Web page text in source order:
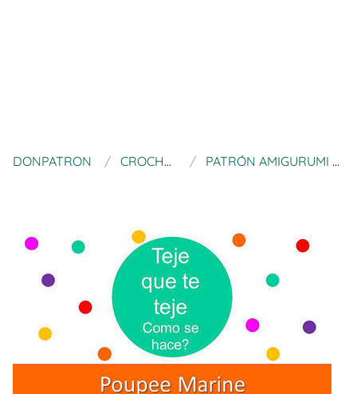
DONPATRON CROCHETIENDA PATRÓN AMIGURUMI POUPE MARINE